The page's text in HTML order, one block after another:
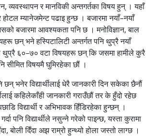
व्यवस्थापन र मानविकी अन्तगर्तका विषय हुन् । यहाँ
होटल म्यानेजमेन्ट पढाइ हुन्छ । बजारमा नयाँ–नयाँ
बजारमा आवश्यकता पनि छ । मनोविज्ञान, बाल
छन् भने हस्पिटालिटी अन्तर्गत पनि थुप्रै नयाँ
थुप्रै ६०–७० वटा विषयहरू छन् कि जसमा हामीले कुरै
सीमित विषयमै घुमिरहेका छौं ।
छन् भनेर विद्यार्थीलाई धेरै जानकारी दिन सकेका छैनौं
कहिलेकाँही जानकारी गराउँछौं तर के हुँदो रहेछ
विद्यार्थी र अभिभावक हिँडिरहेका हुन्छन् ।
पनि विद्यार्थीले नसुन्ने गरेको पाइन्छ, यस्ता कुरामा
बोली दिँदा अझ राम्रो हुन्थ्यो होला जस्तो लाग्छ ।